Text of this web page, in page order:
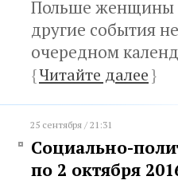
Польше женщины
другие события
очередном
{Читайте далее}
25 сентября / 21:31
Социально-
по 2 октября